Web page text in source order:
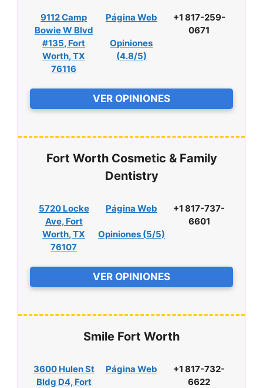
9112 Camp
Bowie W Blvd
#135, Fort
Worth, TX
76116
Página Web
Opiniones
(4.8/5)
+1 817-259-
0671
VER OPINIONES
Fort Worth Cosmetic & Family
Dentistry
5720 Locke
Ave, Fort
Worth, TX
76107
Página Web
Opiniones (5/5)
+1 817-737-
6601
VER OPINIONES
Smile Fort Worth
3600 Hulen St
Bldg D4, Fort
Página Web
+1 817-732-
6622